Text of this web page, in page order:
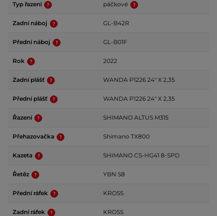
Typ řazení páčkové
Zadní náboj GL-B42R
Přední náboj GL-B01F
Rok 2022
Zadní plášť WANDA P1226 24" X 2,35
Přední plášť WANDA P1226 24" X 2,35
Řazení SHIMANO ALTUS M315
Přehazovačka Shimano TX800
Kazeta SHIMANO CS-HG41 8-SPD
Řetěz YBN S8
Přední ráfek KROSS
Zadní ráfek KROSS